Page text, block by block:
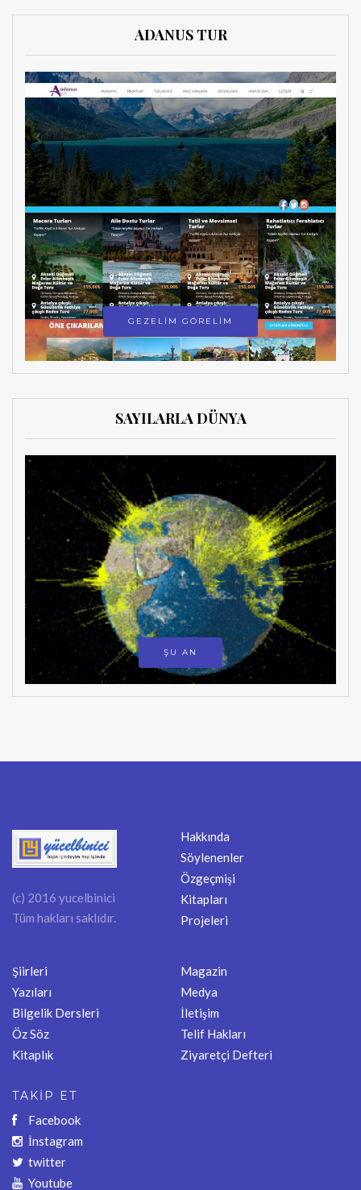
ADANUS TUR
GEZELİM GÖRELİM
SAYILARLA DÜNYA
ŞU AN
(c) 2016 yucelbinici
Tüm hakları saklıdır.
Hakkında
Söylenenler
Özgeçmişi
Kitapları
Projeleri
Şiirleri
Yazıları
Bilgelik Dersleri
Öz Söz
Kitaplık
Magazin
Medya
İletişim
Telif Hakları
Ziyaretçi Defteri
TAKİP ET
Facebook
İnstagram
twitter
Youtube